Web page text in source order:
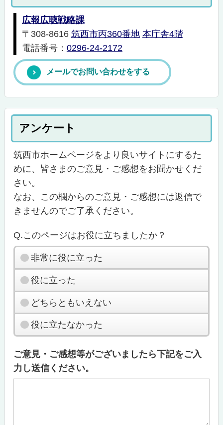
広報広聴戦略課
〒308-8616 筑西市丙360番地 本庁舎4階
電話番号： 0296-24-2172
メールでお問い合わせをする
アンケート
筑西市ホームページをより良いサイトにするた
めに、皆さまのご意見・ご感想をお聞かせくだ
さい。
なお、この欄からのご意見・ご感想には返信で
きませんのでご了承ください。
Q.このページはお役に立ちましたか？
非常に役に立った
役に立った
どちらともいえない
役に立たなかった
ご意見・ご感想等がございましたら下記をご入
力し送信ください。